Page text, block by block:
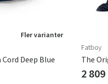
Fler varianter
Deep Blue
Fatboy
2